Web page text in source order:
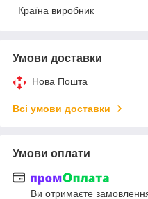
Країна виробник
Умови доставки
Нова Пошта
Всі умови доставки
Умови оплати
Ви отримаєте